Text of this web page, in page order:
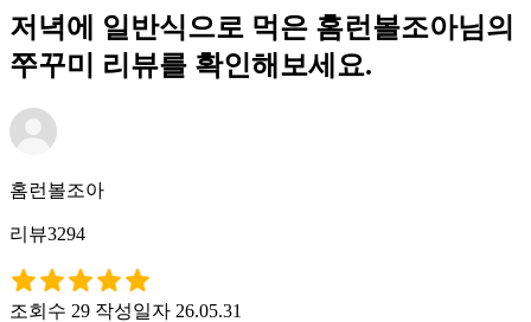
저녁에 일반식으로 먹은 홈런볼조아님의
쭈꾸미 리뷰를 확인해보세요.
홈런볼조아
리뷰3294
조회수 29 작성일자 26.05.31